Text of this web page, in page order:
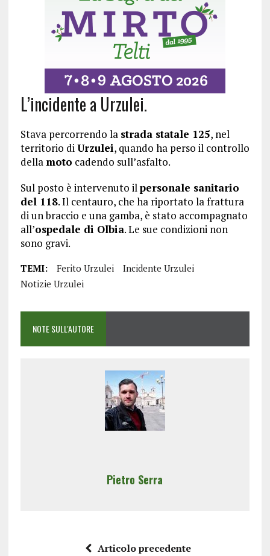
L’incidente a Urzulei.
Stava percorrendo la strada statale 125, nel
territorio diUrzulei, quando ha perso il controllo
della moto cadendo sull’asfalto.
Sul posto è intervenuto ilpersonale sanitario
del 118. Il centauro, che ha riportato la frattura
di un braccio e una gamba, è stato accompagnato
all’ospedale di Olbia. Le sue condizioni non
sono gravi.
TEMI: Ferito Urzulei
Incidente Urzulei
Notizie Urzulei
NOTE SULL'AUTORE
Pietro Serra
Articolo precedente